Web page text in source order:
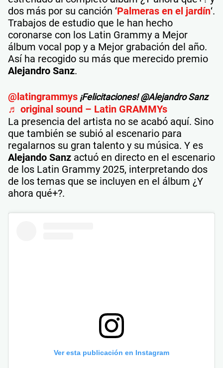
dos más por su canción ‘Palmeras en el jardín‘.
Trabajos de estudio que le han hecho
coronarse con los Latin Grammy a Mejor
álbum vocal pop y a Mejor grabación del año.
Así ha recogido su más que merecido premio
Alejandro Sanz.
@latingrammys ¡Felicitaciones! @Alejandro Sanz
♬ original sound – Latin GRAMMYs
La presencia del artista no se acabó aquí. Sino
que también se subió al escenario para
regalarnos su gran talento y su música. Y es
Alejando Sanz actuó en directo en el escenario
de los Latin Grammy 2025, interpretando dos
de los temas que se incluyen en el álbum ¿Y
ahora qué+?.
Ver esta publicación en Instagram